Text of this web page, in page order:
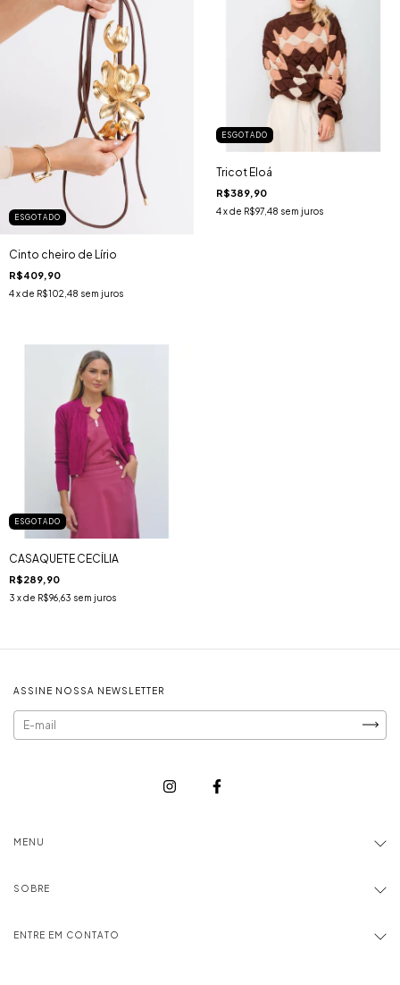
ESGOTADO
Cinto cheiro de Lírio
R$409,90
4x de R$102,48 sem juros
ESGOTADO
Tricot Eloá
R$389,90
4 x de R$97,48 sem juros
ESGOTADO
CASAQUETE CECÍLIA
R$289,90
3 x de R$96,63 sem juros
ASSINE NOSSA NEWSLETTER
MENU
SOBRE
ENTRE EM CONTATO